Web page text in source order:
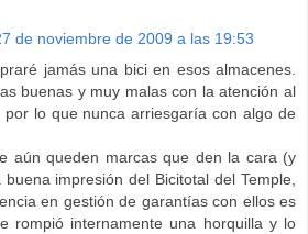
de noviembre de 2009 a las 19:53
jamás una bici en esos almacenes.
buenas y muy malas con la atención al
por lo que nunca arriesgaría con algo de
aún queden marcas que den la cara (y
impresión del Bicitotal del Temple,
en gestión de garantías con ellos es
rompió internamente una horquilla y lo